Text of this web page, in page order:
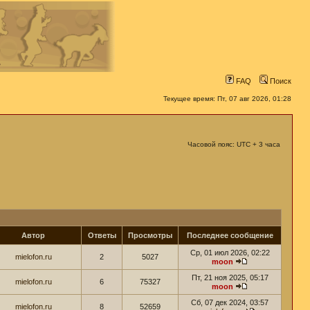
FAQ Поиск
Текущее время: Пт, 07 авг 2026, 01:28
Часовой пояс: UTC + 3 часа
Автор Ответы Просмотры Последнее сообщение
mielofon.ru 2 5027
Ср, 01 июл 2026, 02:22
moon
mielofon.ru 6 75327
Пт, 21 ноя 2025, 05:17
moon
mielofon.ru 8 52659
Сб, 07 дек 2024, 03:57